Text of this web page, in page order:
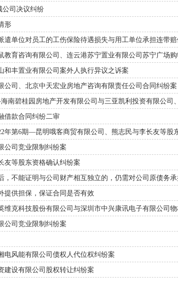
公司决议纠纷
形
遣单位对员工的工伤保险待遇损失与用工单位承担连带
教育咨询有限公司、连云港苏宁置业有限公司苏宁广场
和丰置业有限公司案外人执行异议之诉案
公司、北京中天宏业房地产咨询有限责任公司合同纠纷案
南碧桂园房地产开发有限公司与三亚凯利投资有限公司
借款合同纠纷二审
年第6期—昆明哦客商贸有限公司、熊志民与李长友等股
公司竞业限制纠纷案
友等股东资格确认纠纷案
，不能证明与公司财产相互独立的，仍需对公司原债务
提供担保，保证合同是否有效
维克科技股份有限公司与深圳市中兴康讯电子有限公司
公司竞业限制纠纷案
电风能有限公司债权人代位权纠纷案
建设有限公司股权转让纠纷案